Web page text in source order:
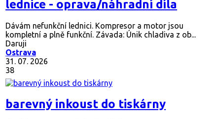
lednice - oprava/náhradní díla
Dávám nefunkční lednici. Kompresor a motor jsou
kompletní a plně funkční. Závada: Únik chladiva z ob...
Daruji
Ostrava
31. 07. 2026
38
barevný inkoust do tiskárny